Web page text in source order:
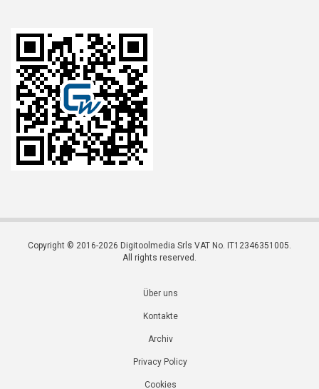
Copyright © 2016-2026 Digitoolmedia Srls VAT No. IT12346351005.
All rights reserved.
Über uns
Kontakte
Archiv
Privacy Policy
Cookies